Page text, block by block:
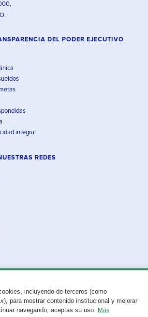
incluyendo de terceros (como
), para mostrar contenido institucional y mejorar
navegando, aceptas su uso. Más
DEL PODER EJECUTIVO
integral
REDES
con esta página?Repórtalo aquí.